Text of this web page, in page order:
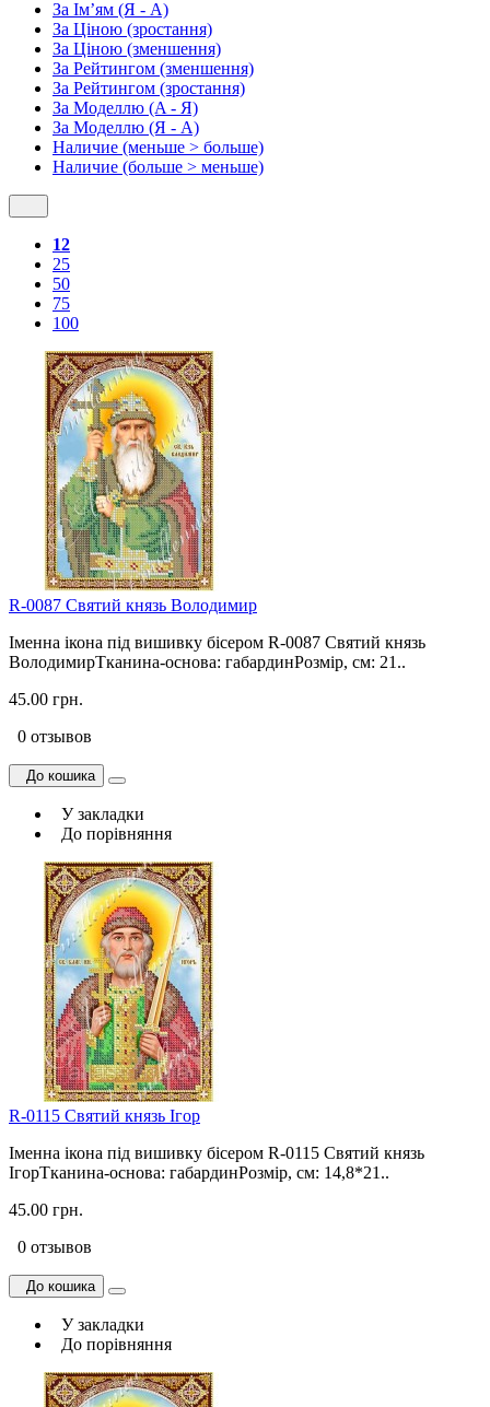
За Ім’ям (Я - A)
За Ціною (зростання)
За Ціною (зменшення)
За Рейтингом (зменшення)
За Рейтингом (зростання)
За Моделлю (A - Я)
За Моделлю (Я - A)
Наличие (меньше > больше)
Наличие (больше > меньше)
12
25
50
75
100
R-0087 Святий князь Володимир
Іменна ікона під вишивку бісером R-0087 Святий князь
ВолодимирТканина-основа: габардинРозмір, см: 21..
45.00 грн.
0 отзывов
До кошика
У закладки
До порівняння
R-0115 Святий князь Ігор
Іменна ікона під вишивку бісером R-0115 Святий князь
ІгорТканина-основа: габардинРозмір, см: 14,8*21..
45.00 грн.
0 отзывов
До кошика
У закладки
До порівняння